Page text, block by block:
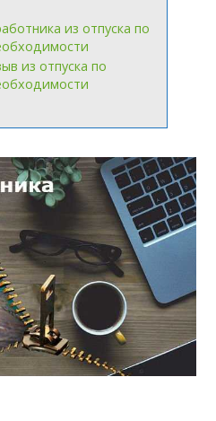
из отпуска по
из отпуска по